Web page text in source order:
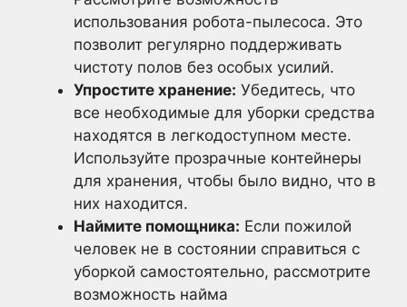
использования робота-пылесоса. Это
позволит регулярно поддерживать
чистоту полов без особых усилий.
Упростите хранение: Убедитесь, что
все необходимые для уборки средства
находятся в легкодоступном месте.
Используйте прозрачные контейнеры
для хранения, чтобы было видно, что в
них находится.
Наймите помощника: Если пожилой
человек не в состоянии справиться с
уборкой самостоятельно, рассмотрите
возможность найма